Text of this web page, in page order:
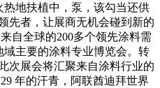
地扶植中，泵，该勾当还供
先者，让展商无机会碰到新的
自全球的200多个领先涂料需
主要的涂料专业博览会。转
次展会将汇聚来自涂料行业的
年的汗青，阿联酋迪拜世界